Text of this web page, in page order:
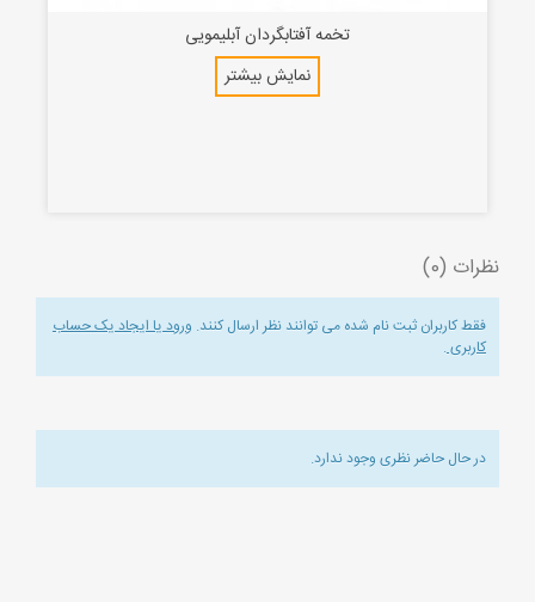
تخمه آفتابگردان آبلیمویی
نمایش بیشتر
نظرات (0)
فقط کاربران ثبت نام شده می توانند نظر ارسال کنند. ورود یا ایجاد یک حساب
کاربری.
در حال حاضر نظری وجود ندارد.